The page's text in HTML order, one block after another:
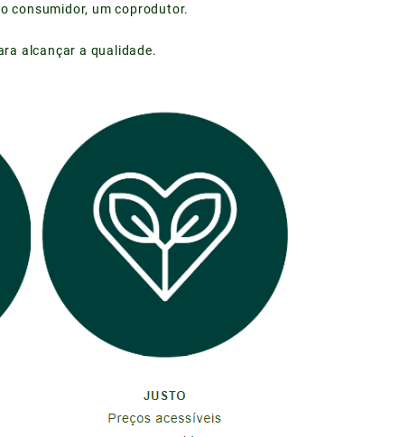
consumidor, um coprodutor.
alcançar a qualidade.